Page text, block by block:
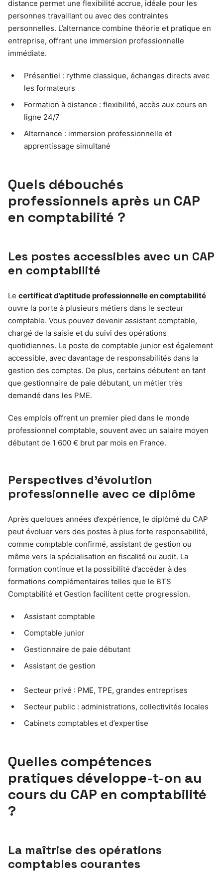
distance permet une flexibilité accrue, idéale pour les
personnes travaillant ou avec des contraintes
personnelles. L’alternance combine théorie et pratique en
entreprise, offrant une immersion professionnelle
immédiate.
Présentiel : rythme classique, échanges directs avec
les formateurs
Formation à distance : flexibilité, accès aux cours en
ligne 24/7
Alternance : immersion professionnelle et
apprentissage simultané
Quels débouchés
professionnels après un CAP
en comptabilité ?
Les postes accessibles avec un CAP
en comptabilité
Le certificat d’aptitude professionnelle en comptabilité
ouvre la porte à plusieurs métiers dans le secteur
comptable. Vous pouvez devenir assistant comptable,
chargé de la saisie et du suivi des opérations
quotidiennes. Le poste de comptable junior est également
accessible, avec davantage de responsabilités dans la
gestion des comptes. De plus, certains débutent en tant
que gestionnaire de paie débutant, un métier très
demandé dans les PME.
Ces emplois offrent un premier pied dans le monde
professionnel comptable, souvent avec un salaire moyen
débutant de 1 600 € brut par mois en France.
Perspectives d’évolution
professionnelle avec ce diplôme
Après quelques années d’expérience, le diplômé du CAP
peut évoluer vers des postes à plus forte responsabilité,
comme comptable confirmé, assistant de gestion ou
même vers la spécialisation en fiscalité ou audit. La
formation continue et la possibilité d’accéder à des
formations complémentaires telles que le BTS
Comptabilité et Gestion facilitent cette progression.
Assistant comptable
Comptable junior
Gestionnaire de paie débutant
Assistant de gestion
Secteur privé : PME, TPE, grandes entreprises
Secteur public : administrations, collectivités locales
Cabinets comptables et d’expertise
Quelles compétences
pratiques développe-t-on au
cours du CAP en comptabilité
?
La maîtrise des opérations
comptables courantes